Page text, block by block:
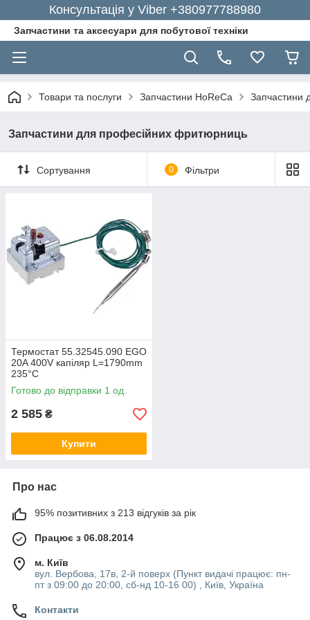
Консультація у Viber +380977788980
Запчастини та аксесуари для побутової техніки
Товари та послуги Запчастини HoReCa Запчастини
Запчастини для професійних фритюрниць
Сортування 0 Фільтри
Термостат 55.32545.090 EGO
20A 400V капіляр L=1790mm
235°C
Готово до відправки 1 од.
2 585 ₴
Купити
Про нас
95% позитивних з 213 відгуків за рік
Працює з 06.08.2014
м. Київ
вул. Вербова, 17в, 2-й поверх (Пункт видачі працює: пн-
пт з 09:00 до 20:00, сб-нд 10-16 00) , Київ, Україна
Контакти